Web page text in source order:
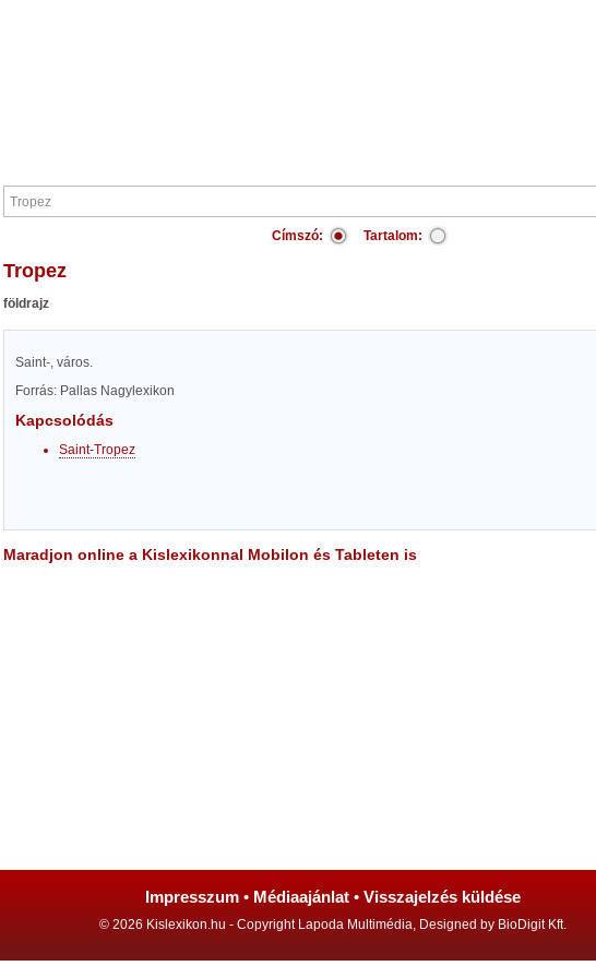
Címszó: Tartalom:
Tropez
földrajz
Saint-, város.
Forrás: Pallas Nagylexikon
Kapcsolódás
Saint-Tropez
Maradjon online a Kislexikonnal Mobilon és Tableten is
Impresszum • Médiaajánlat • Visszajelzés küldése
© 2026 Kislexikon.hu - Copyright Lapoda Multimédia, Designed by BioDigit Kft.